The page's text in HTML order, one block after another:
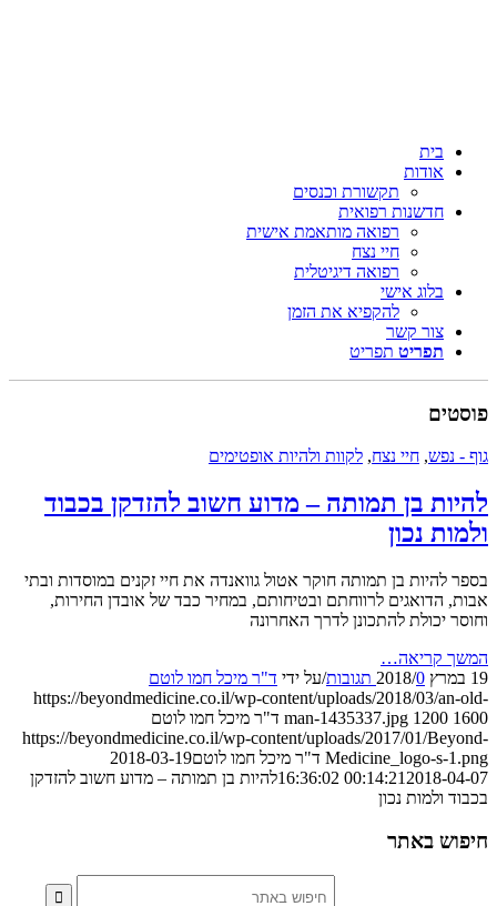
אודות
תקשורת וכנסים
חדשנות רפואית
רפואה מותאמת אישית
חיי נצח
רפואה דיגיטלית
בלוג אישי
להקפיא את הזמן
צור קשר
תפריט תפריט
,חיי נצח,לקוות ולהיות אופטימים
בן תמותה – מדוע חשוב להזדקן בכבוד
נכון
בן תמותה חוקר אטול גוואנדה את חיי זקנים במוסדות ובתי
הדואגים לרווחתם ובטיחותם, במחיר כבד של אובדן החירות,
יכולת להתכונן לדרך האחרונה
קריאה…
/0 תגובות /על ידיד"ר מיכל חמו לוטם
https://beyondmedicine.co.il/wp-content/uploads/2018/03/
man-1435337.jpg 1200
ד"ר מיכל חמו לוטם
https://beyondmedicine.co.il/wp-content/uploads/2017/01/
Medicine_logo-s- ד"ר מיכל חמו לוטם2018-03-19
00:14:212018-04-07
להיות בן תמותה – מדוע חשוב להזדקן
ולמות נכון
באתר